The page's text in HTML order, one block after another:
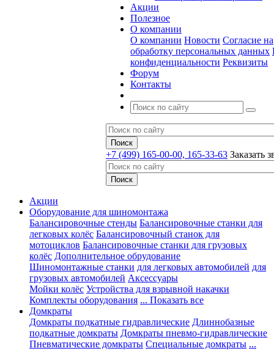
Акции
Полезное
О компании
О компании Новости Согласие на
обработку персональных данных
конфиденциальности Реквизиты
Форум
Контакты
+7 (499) 165-00-00, 165-33-63 Заказать
Акции
Оборудование для шиномонтажа
Балансировочные стенды Балансировочные станки для
легковых колёс Балансировочный станок для
мотоциклов Балансировочные станки для грузовых
колёс Дополнительное обрудование
Шиномонтажные станки для легковых автомобилей для
грузовых автомобилей Аксессуары
Мойки колёс Устройства для взрывной накачки
Комплекты оборудования ... Показать все
Домкраты
Домкраты подкатные гидравлические Длиннобазные
подкатные домкраты Домкраты пневмо-гидравлические
Пневматические домкраты Специальные домкраты ...